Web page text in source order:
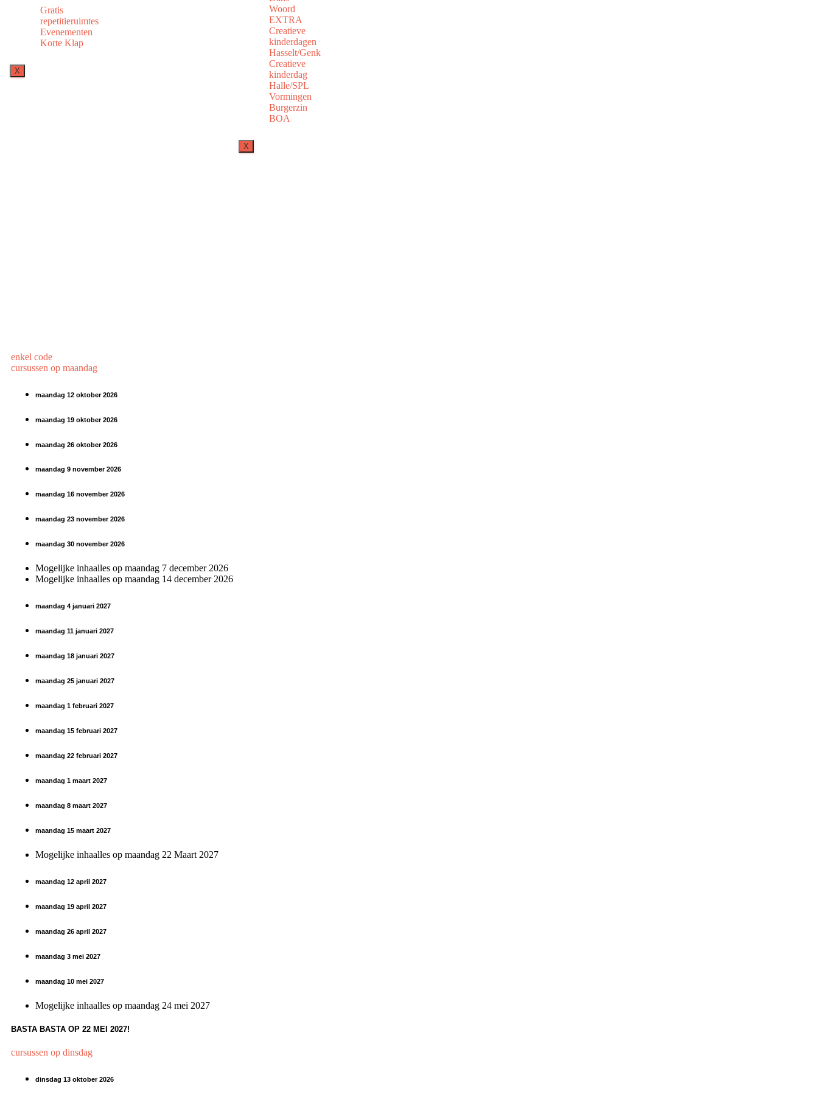
Gratis
repetitieruimtes
Evenementen
Korte Klap
X
Woord
EXTRA
Creatieve
kinderdagen
Hasselt/Genk
Creatieve
kinderdag
Halle/SPL
Vormingen
Burgerzin
BOA
X
enkel code
cursussen op maandag
maandag 12 oktober 2026
maandag 19 oktober 2026
maandag 26 oktober 2026
maandag 9 november 2026
maandag 16 november 2026
maandag 23 november 2026
maandag 30 november 2026
Mogelijke inhaalles op maandag 7 december 2026
Mogelijke inhaalles op maandag 14 december 2026
maandag 4 januari 2027
maandag 11 januari 2027
maandag 18 januari 2027
maandag 25 januari 2027
maandag 1 februari 2027
maandag 15 februari 2027
maandag 22 februari 2027
maandag 1 maart 2027
maandag 8 maart 2027
maandag 15 maart 2027
Mogelijke inhaalles op maandag 22 Maart 2027
maandag 12 april 2027
maandag 19 april 2027
maandag 26 april 2027
maandag 3 mei 2027
maandag 10 mei 2027
Mogelijke inhaalles op maandag 24 mei 2027
BASTA BASTA OP 22 MEI 2027!
cursussen op dinsdag
dinsdag 13 oktober 2026